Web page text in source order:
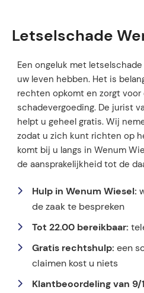
Letselschade
Een ongeluk met
uw leven hebben. Het is
rechten opkomt en zorgt voor
schadevergoeding. De jurist
helpt u geheel gratis. Wij
zodat u zich kunt richten op
komt bij u langs in Wenum
de aansprakelijkheid tot de
Hulp in Wenum Wiesel:
de zaak te bespreken
Tot 22.00 bereikbaar:
Gratis rechtshulp: een
claimen kost u niets
Klantbeoordeling van 9/